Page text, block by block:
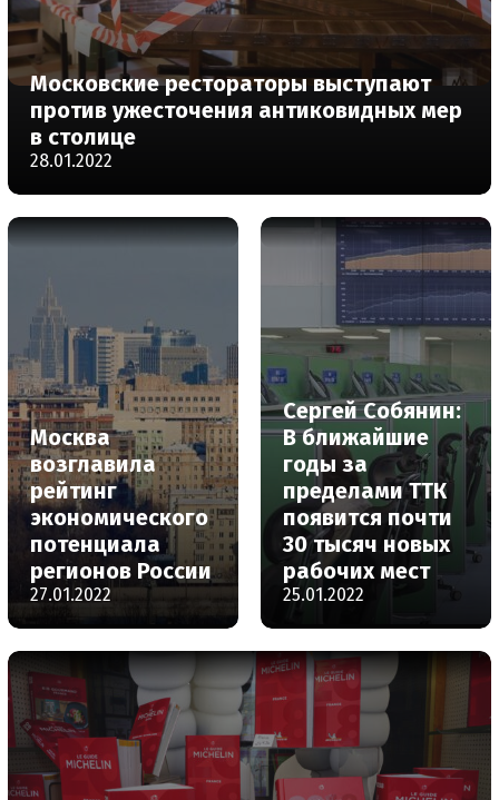
Московские рестораторы выступают
против ужесточения антиковидных мер
в столице
28.01.2022
Москва
возглавила
рейтинг
экономического
потенциала
регионов России
27.01.2022
Сергей Собянин:
В ближайшие
годы за
пределами ТТК
появится почти
30 тысяч новых
рабочих мест
25.01.2022